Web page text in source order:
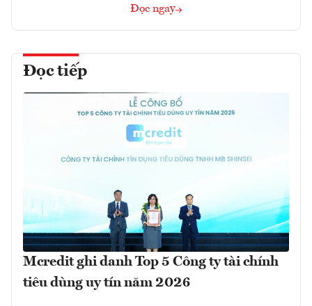
Đọc ngay
Đọc tiếp
Mcredit ghi danh Top 5 Công ty tài chính
tiêu dùng uy tín năm 2026